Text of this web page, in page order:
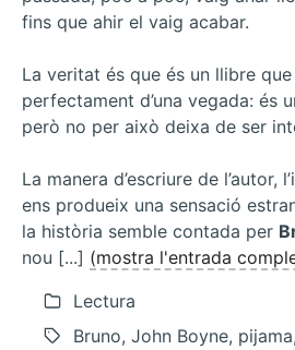
fins que ahir el vaig acabar.
La veritat és que és un llibre
perfectament d’una vegada: és
però no per això deixa de ser
La manera d’escriure de l’autor,
ens produeix una sensació
la història semble contada per
nou [...] (mostra l'entrada
Lectura
Bruno, John Boyne,